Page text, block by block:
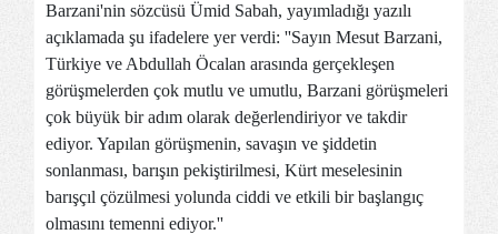
Barzani'nin sözcüsü Ümid Sabah, yayımladığı yazılı
açıklamada şu ifadelere yer verdi: ''Sayın Mesut Barzani,
Türkiye ve Abdullah Öcalan arasında gerçekleşen
görüşmelerden çok mutlu ve umutlu, Barzani görüşmeleri
çok büyük bir adım olarak değerlendiriyor ve takdir
ediyor. Yapılan görüşmenin, savaşın ve şiddetin
sonlanması, barışın pekiştirilmesi, Kürt meselesinin
barışçıl çözülmesi yolunda ciddi ve etkili bir başlangıç
olmasını temenni ediyor.''